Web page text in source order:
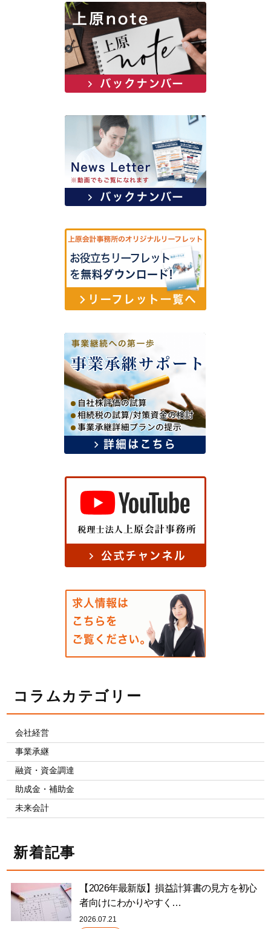
コラムカテゴリー
会社経営
事業承継
融資・資金調達
助成金・補助金
未来会計
新着記事
【2026年最新版】損益計算書の見方を初心
者向けにわかりやすく…
2026.07.21